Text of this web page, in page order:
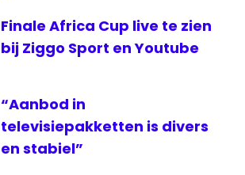
Finale Africa Cup live te zien
bij Ziggo Sport en Youtube
“Aanbod in
televisiepakketten is divers
en stabiel”